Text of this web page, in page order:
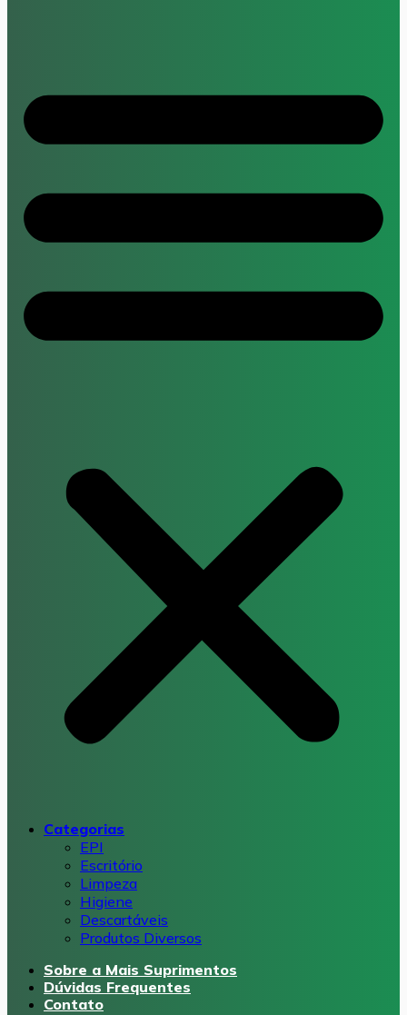
Categorias
EPI
Escritório
Limpeza
Higiene
Descartáveis
Produtos Diversos
Sobre a Mais Suprimentos
Dúvidas Frequentes
Contato